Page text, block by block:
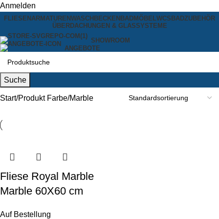
Anmelden
FLIESENARMATURENWASCHBECKEN BADMÖBELWCS BADZUBEHÖR
ÜBERDACHUNGEN & GLASSYSTEME
SHOWROOM
ANGEBOTE
Suche
Start Produkt Farbe Marble
Fliese Royal Marble
Marble 60X60 cm
Auf Bestellung